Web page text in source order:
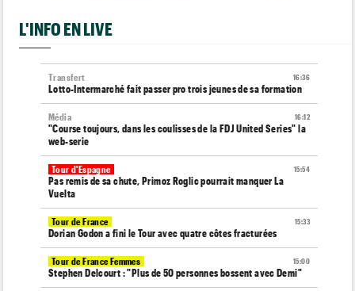
L'INFO EN LIVE
16:36
Transfert
Lotto-Intermarché fait passer pro trois jeunes de sa formation
16:12
Média
"Course toujours, dans les coulisses de la FDJ United Series" la
web-serie
15:54
Tour d'Espagne
Pas remis de sa chute, Primoz Roglic pourrait manquer La
Vuelta
15:33
Tour de France
Dorian Godon a fini le Tour avec quatre côtes fracturées
15:00
Tour de France Femmes
Stephen Delcourt : "Plus de 50 personnes bossent avec Demi"